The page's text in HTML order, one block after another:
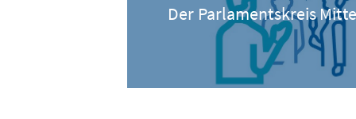
Der Parlamentskreis